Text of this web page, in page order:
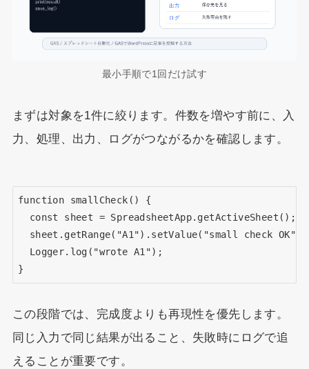
最小手順で1回だけ試す
まずは対象を1件に絞ります。件数を増やす前に、入
力、処理、出力、ログがつながるかを確認します。
function smallCheck() {
  const sheet = SpreadsheetApp.getActiveSheet();
  sheet.getRange("A1").setValue("small check OK");
  Logger.log("wrote A1");
}
この段階では、完成度よりも再現性を優先します。
同じ入力で同じ結果が出ること、失敗時にログで追
えることが重要です。